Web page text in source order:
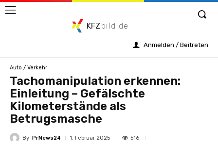
KFZ bild.de
Anmelden / Beitreten
Auto / Verkehr
Tachomanipulation erkennen:
Einleitung – Gefälschte
Kilometerstände als
Betrugsmasche
By PrNews24 1. Februar 2025 516